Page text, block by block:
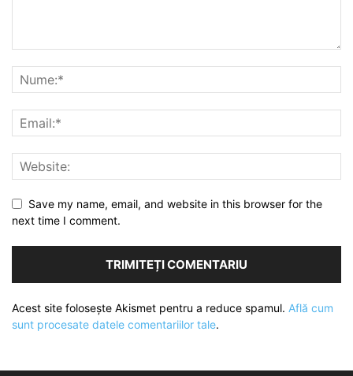
Save my name, email, and website in this browser for the
next time I comment.
Acest site folosește Akismet pentru a reduce spamul. Află cum
sunt procesate datele comentariilor tale.